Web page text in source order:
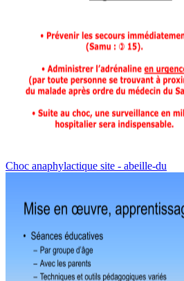
Choc anaphylactique site - abeille-du